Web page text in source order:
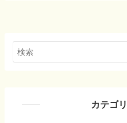
カテゴ